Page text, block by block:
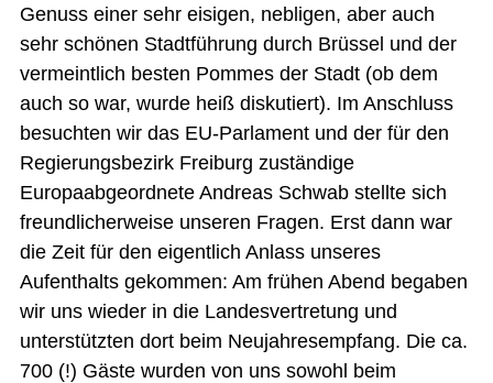
Genuss einer sehr eisigen, nebligen, aber auch
sehr schönen Stadtführung durch Brüssel und der
vermeintlich besten Pommes der Stadt (ob dem
auch so war, wurde heiß diskutiert). Im Anschluss
besuchten wir das EU-Parlament und der für den
Regierungsbezirk Freiburg zuständige
Europaabgeordnete Andreas Schwab stellte sich
freundlicherweise unseren Fragen. Erst dann war
die Zeit für den eigentlich Anlass unseres
Aufenthalts gekommen: Am frühen Abend begaben
wir uns wieder in die Landesvertretung und
unterstützten dort beim Neujahresempfang. Die ca.
700 (!) Gäste wurden von uns sowohl beim